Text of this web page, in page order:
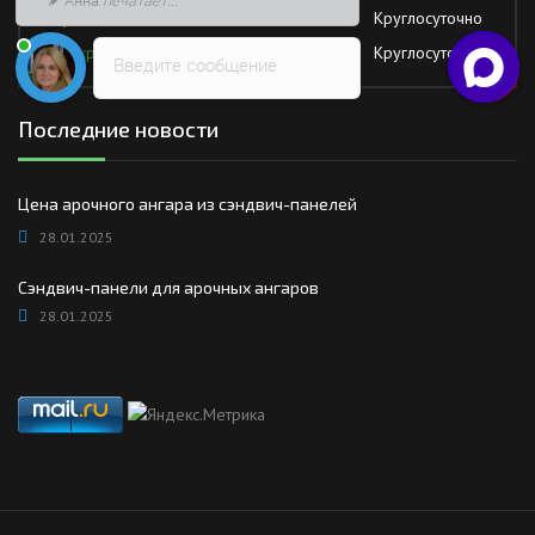
Круглосуточно
Воскресение
Круглосуточно
Последние новости
Цена арочного ангара из сэндвич-панелей
28.01.2025
Сэндвич-панели для арочных ангаров
28.01.2025
Введите сообщение